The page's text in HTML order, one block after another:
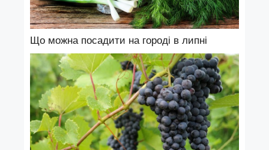
Що можна посадити на городі в липні